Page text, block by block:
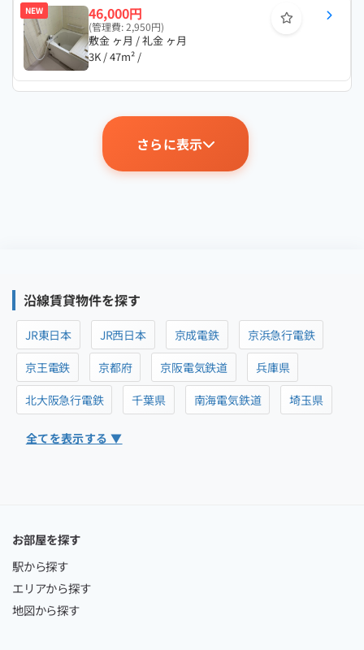
NEW 46,000円
(管理費: 2,950円)
敷金 ヶ月 / 礼金 ヶ月
3K / 47m² /
さらに表示
沿線賃貸物件を探す
JR東日本 JR西日本 京成電鉄
京浜急行電鉄
京王電鉄
京都府 京阪電気鉄道
兵庫県
北大阪急行電鉄
千葉県 南海電気鉄道 埼玉県
全てを表示する ▼
お部屋を探す
駅から探す
エリアから探す
地図から探す